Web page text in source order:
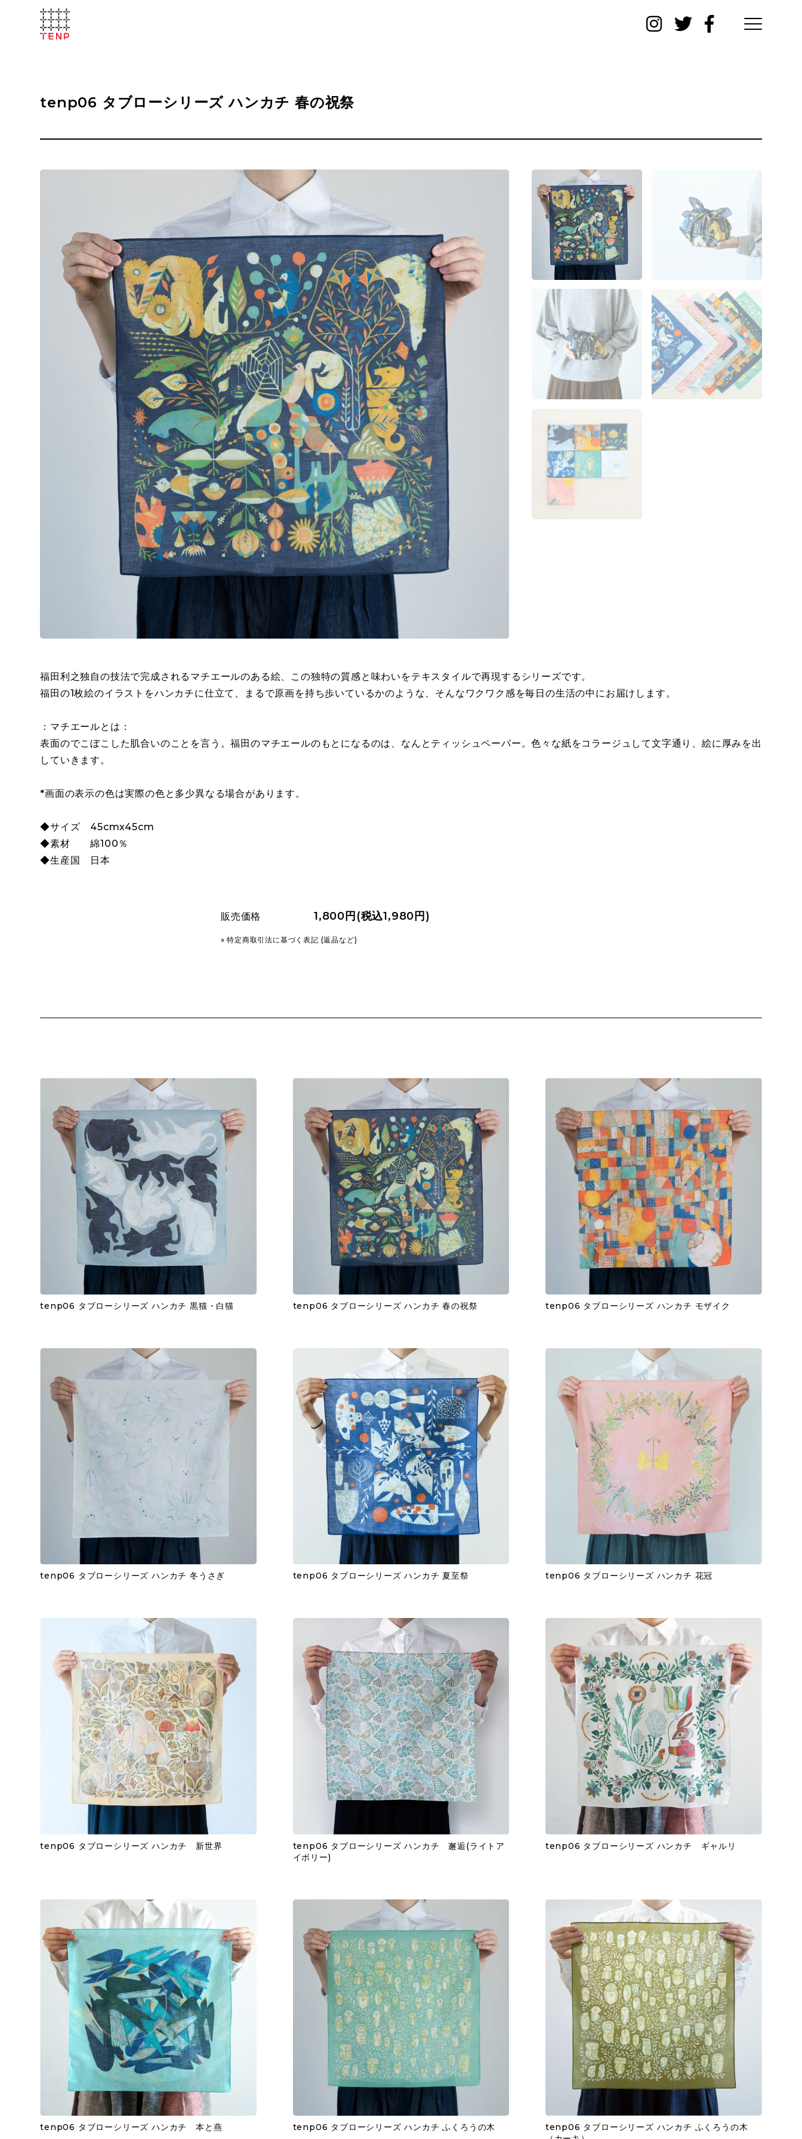
tenp06 タブローシリーズ ハンカチ 春の祝祭
福田利之独自の技法で完成されるマチエールのある絵、この独特の質感と味わいをテキスタイルで再現するシリーズです。
福田の1枚絵のイラストをハンカチに仕立て、まるで原画を持ち歩いているかのような、そんなワクワク感を毎日の生活の中にお届けします。
：マチエールとは：
表面のでこぼこした肌合いのことを言う。福田のマチエールのもとになるのは、なんとティッシュペーパー。色々な紙をコラージュして文字通り、絵に厚みを出
していきます。
*画面の表示の色は実際の色と多少異なる場合があります。
◆サイズ 45cmx45cm
◆素材 綿100％
◆生産国 日本
販売価格 1,800円(税込1,980円)
» 特定商取引法に基づく表記 (返品など)
tenp06 タブローシリーズ ハンカチ 黒猫・白猫 tenp06 タブローシリーズ ハンカチ 春の祝祭 tenp06 タブローシリーズ ハンカチ モザイク
tenp06 タブローシリーズ ハンカチ 冬うさぎ tenp06 タブローシリーズ ハンカチ 夏至祭 tenp06 タブローシリーズ ハンカチ 花冠
tenp06 タブローシリーズ ハンカチ 新世界
tenp06 タブローシリーズ ハンカチ 邂逅(ライトア
イボリー)
tenp06 タブローシリーズ ハンカチ ギャルリ
tenp06 タブローシリーズ ハンカチ 本と燕 tenp06 タブローシリーズ ハンカチ ふくろうの木
tenp06 タブローシリーズ ハンカチ ふくろうの木